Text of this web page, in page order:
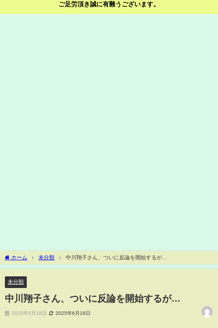
ご足労頂き誠に有難うございます。
ホーム 未分類 中川翔子さん、ついに反論を開始するが…
未分類
中川翔子さん、ついに反論を開始するが…
2025年6月18日 2025年6月18日